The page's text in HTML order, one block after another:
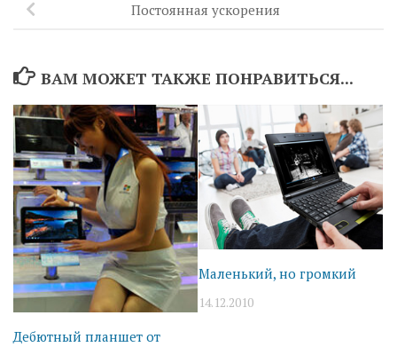
Постоянная ускорения
ВАМ МОЖЕТ ТАКЖЕ ПОНРАВИТЬСЯ...
Дебютный планшет от
Маленький, но громкий
14.12.2010